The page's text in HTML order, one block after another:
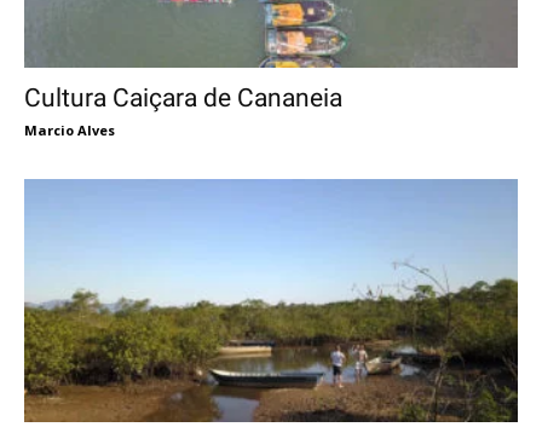
Cultura Caiçara de Cananeia
Marcio Alves